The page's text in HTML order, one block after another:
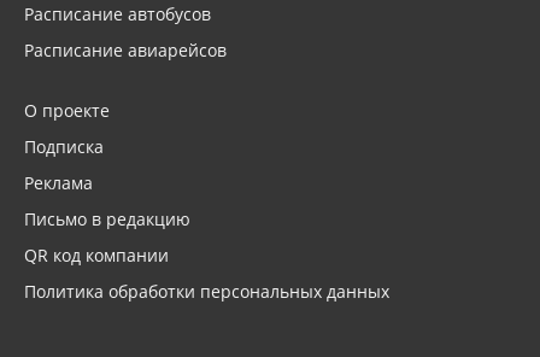
Расписание автобусов
Расписание авиарейсов
О проекте
Подписка
Реклама
Письмо в редакцию
QR код компании
Политика обработки персональных данных